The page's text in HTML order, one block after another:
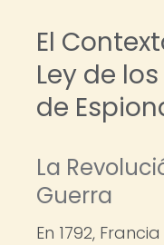
El
Ley de
de
La
Guerra
En 1792,